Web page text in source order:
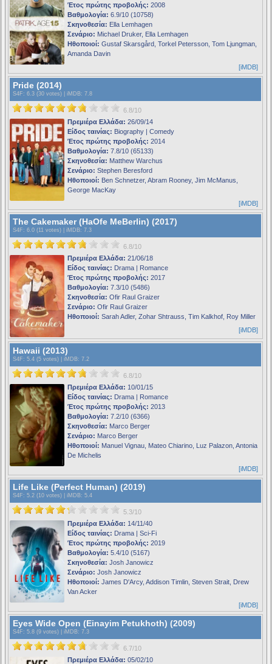
Έτος πρώτης προβολής: 2008
Βαθμολογία: 6.9/10 (10758)
Σκηνοθεσία: Ella Lemhagen
Σενάριο: Michael Druker, Ella Lemhagen
Ηθοποιοί: Gustaf Skarsgård, Torkel Petersson, Tom Ljungman,
Amanda Davin
[iMDB]
Pride (2014)
S4F : 6.3 (30 votes) | iMDB: 7.8
6.8/10
Πρεμιέρα Ελλάδα: 26/09/14
Είδος ταινίας: Biography | Comedy
Έτος πρώτης προβολής: 2014
Βαθμολογία: 7.8/10 (65133)
Σκηνοθεσία: Matthew Warchus
Σενάριο: Stephen Beresford
Ηθοποιοί: Ben Schnetzer, Abram Rooney, Jim McManus,
George MacKay
[iMDB]
The Cakemaker (HaOfe MeBerlin) (2017)
S4F : 6.0 (11 votes) | iMDB: 7.3
6.8/10
Πρεμιέρα Ελλάδα: 21/06/18
Είδος ταινίας: Drama | Romance
Έτος πρώτης προβολής: 2017
Βαθμολογία: 7.3/10 (5486)
Σκηνοθεσία: Ofir Raul Graizer
Σενάριο: Ofir Raul Graizer
Ηθοποιοί: Sarah Adler, Zohar Shtrauss, Tim Kalkhof, Roy Miller
[iMDB]
Hawaii (2013)
S4F : 5.4 (5 votes) | iMDB: 7.2
6.8/10
Πρεμιέρα Ελλάδα: 10/01/15
Είδος ταινίας: Drama | Romance
Έτος πρώτης προβολής: 2013
Βαθμολογία: 7.2/10 (6366)
Σκηνοθεσία: Marco Berger
Σενάριο: Marco Berger
Ηθοποιοί: Manuel Vignau, Mateo Chiarino, Luz Palazon, Antonia
De Michelis
[iMDB]
Life Like (Perfect Human) (2019)
S4F : 5.2 (10 votes) | iMDB: 5.4
5.3/10
Πρεμιέρα Ελλάδα: 14/11/40
Είδος ταινίας: Drama | Sci-Fi
Έτος πρώτης προβολής: 2019
Βαθμολογία: 5.4/10 (5167)
Σκηνοθεσία: Josh Janowicz
Σενάριο: Josh Janowicz
Ηθοποιοί: James D'Arcy, Addison Timlin, Steven Strait, Drew
Van Acker
[iMDB]
Eyes Wide Open (Einayim Petukhoth) (2009)
S4F : 5.8 (9 votes) | iMDB: 7.3
6.7/10
Πρεμιέρα Ελλάδα: 05/02/10